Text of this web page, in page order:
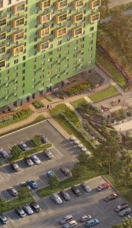
цвета
8 019
8 019
Сохранить и закрыть